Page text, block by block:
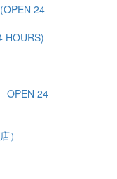
24
HOURS)
OPEN 24
）